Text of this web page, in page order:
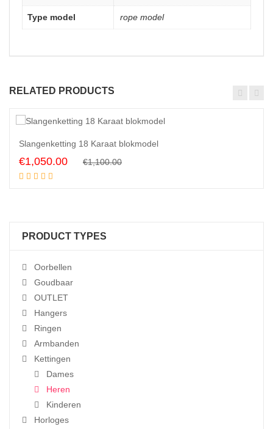
Type model rope model
RELATED PRODUCTS
Slangenketting 18 Karaat blokmodel
€1,100.00Original
€1,050.00
Current
PRODUCT TYPES
Oorbellen
Goudbaar
OUTLET
Hangers
Ringen
Armbanden
Kettingen
Dames
Heren
Kinderen
Horloges